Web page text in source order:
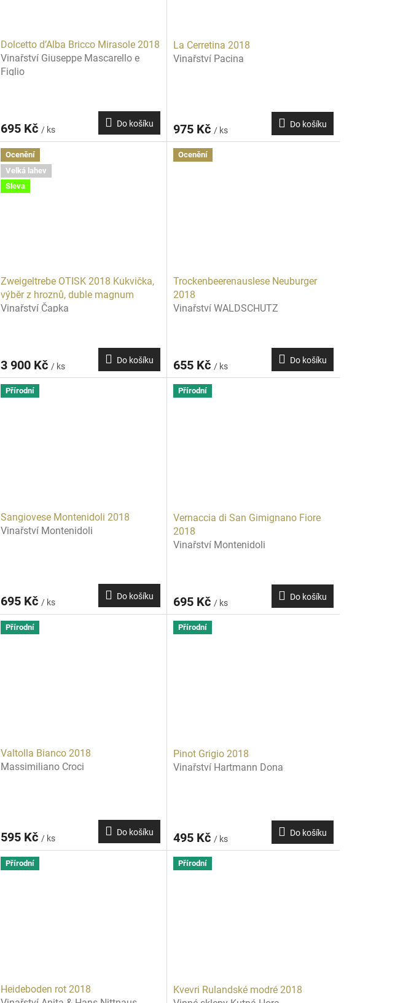
Dolcetto d’Alba Bricco Mirasole 2018
Vinařství Giuseppe Mascarello e
Figlio
695 Kč / ks
Do košíku
La Cerretina 2018
Vinařství Pacina
975 Kč / ks
Do košíku
Ocenění
Velká lahev
Sleva
Zweigeltrebe OTISK 2018 Kukvička,
výběr z hroznů, duble magnum
Vinařství Čapka
3 900 Kč / ks
Do košíku
Ocenění
Trockenbeerenauslese Neuburger
2018
Vinařství WALDSCHUTZ
655 Kč / ks
Do košíku
Přírodní
Sangiovese Montenidoli 2018
Vinařství Montenidoli
695 Kč / ks
Do košíku
Přírodní
Vernaccia di San Gimignano Fiore
2018
Vinařství Montenidoli
695 Kč / ks
Do košíku
Přírodní
Valtolla Bianco 2018
Massimiliano Croci
595 Kč / ks
Do košíku
Přírodní
Pinot Grigio 2018
Vinařství Hartmann Dona
495 Kč / ks
Do košíku
Přírodní
Heideboden rot 2018
Přírodní
Kvevri Rulandské modré 2018